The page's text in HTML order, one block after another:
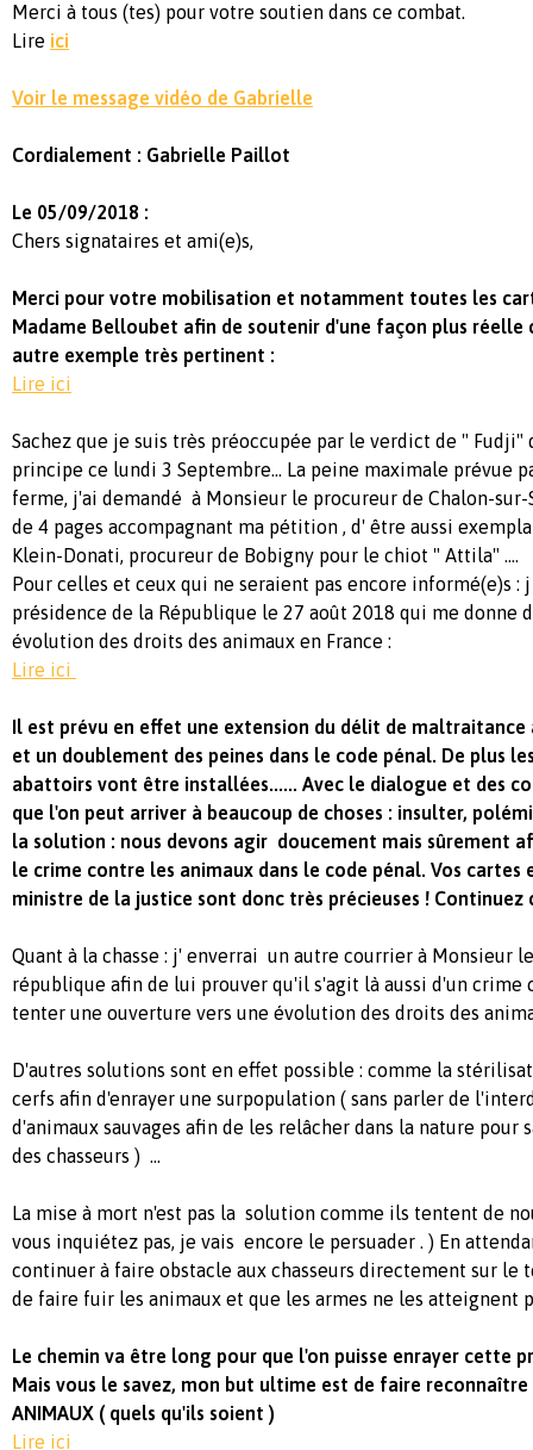
Merci à tous (tes) pour votre soutien dans ce combat.
Lire ici
Voir le message vidéo de Gabrielle
Cordialement : Gabrielle Paillot
Le 05/09/2018 :
Chers signataires et ami(e)s,
Merci pour votre mobilisation et notamment toutes les
Madame Belloubet afin de soutenir d'une façon plus
autre exemple très pertinent :
Lire ici
Sachez que je suis très préoccupée par le verdict de "
principe ce lundi 3 Septembre... La peine maximale prévue
ferme, j'ai demandé à Monsieur le procureur de Chalon-sur-
de 4 pages accompagnant ma pétition , d' être aussi
Klein-Donati, procureur de Bobigny pour le chiot " Attila" ....
Pour celles et ceux qui ne seraient pas encore informé(e)s :
présidence de la République le 27 août 2018 qui me donne
évolution des droits des animaux en France :
Lire ici
Il est prévu en effet une extension du délit de maltraitance
et un doublement des peines dans le code pénal. De plus
abattoirs vont être installées...... Avec le dialogue et des
que l'on peut arriver à beaucoup de choses : insulter,
la solution : nous devons agir doucement mais sûrement
le crime contre les animaux dans le code pénal. Vos cartes
ministre de la justice sont donc très précieuses ! Continuez
Quant à la chasse : j' enverrai un autre courrier à Monsieur
république afin de lui prouver qu'il s'agit là aussi d'un crime
tenter une ouverture vers une évolution des droits des
D'autres solutions sont en effet possible : comme la
cerfs afin d'enrayer une surpopulation ( sans parler de
d'animaux sauvages afin de les relâcher dans la nature pour
des chasseurs ) ...
La mise à mort n'est pas la solution comme ils tentent de
vous inquiétez pas, je vais encore le persuader . ) En
continuer à faire obstacle aux chasseurs directement sur le
de faire fuir les animaux et que les armes ne les atteignent
Le chemin va être long pour que l'on puisse enrayer cette
Mais vous le savez, mon but ultime est de faire reconnaître
ANIMAUX ( quels qu'ils soient )
Lire ici